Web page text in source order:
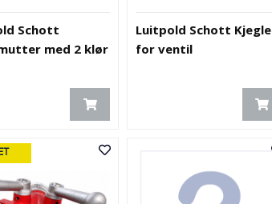
Schott
med 2 klør
Luitpold Schott Kjegle
for ventil